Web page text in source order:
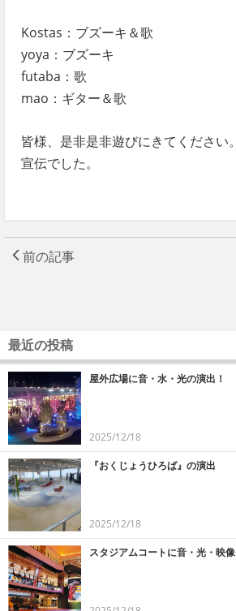
Kostas：ブズーキ＆歌
yoya：ブズーキ
futaba：歌
mao：ギター＆歌
皆様、是非是非遊びにきてください。
宣伝でした。
前の記事
最近の投稿
屋外広場に音・水・光の演出！
2025/12/18
『おくじょうひろば』の演出
2025/12/18
スタジアムコートに音・光・映像